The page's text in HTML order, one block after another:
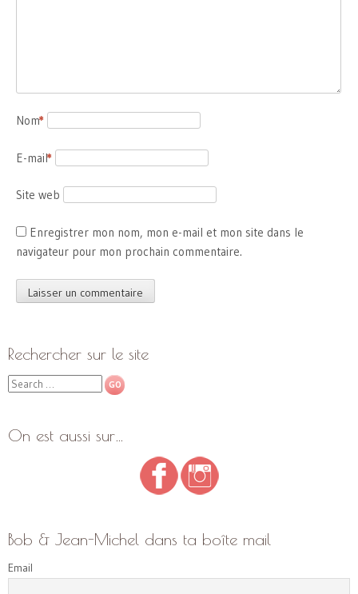
Nom
*
E-mail
*
Site web
Enregistrer mon nom, mon e-mail et mon site dans le
navigateur pour mon prochain commentaire.
Rechercher sur le site
Search
On est aussi sur…
Bob & Jean-Michel dans ta boîte mail
Email